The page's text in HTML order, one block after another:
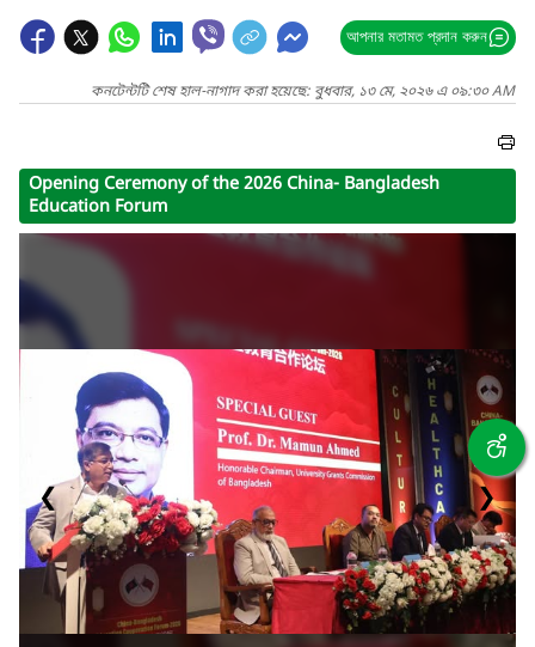
আপনার মতামত প্রদান করুন
কনটেন্টটি শেষ হাল-নাগাদ করা হয়েছে: বুধবার, ১৩ মে, ২০২৬ এ ০৯:৩০ AM
Opening Ceremony of the 2026 China- Bangladesh
Education Forum
❮ ❯